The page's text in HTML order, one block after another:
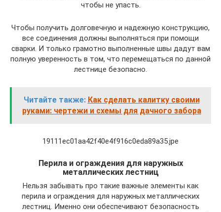
чтобы не упасть.
Чтобы получить долговечную и надежную конструкцию,
все соединения должны выполняться при помощи
сварки. И только грамотно выполненные швы дадут вам
полную уверенность в том, что перемещаться по данной
лестнице безопасно.
Читайте также: Как сделать калитку своими
руками: чертежи и схемы для дачного забора
19111ec01aa42f40e4f916c0eda89a35.jpe
Перила и ограждения для наружных
металлических лестниц
Нельзя забывать про такие важные элементы как
перила и ограждения для наружных металлических
лестниц. Именно они обеспечивают безопасность